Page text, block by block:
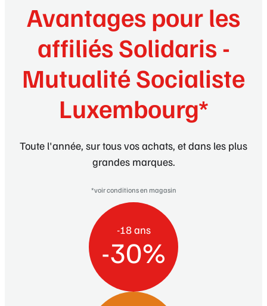
Avantages pour les
affiliés Solidaris -
Mutualité Socialiste
Luxembourg*
Toute l'année, sur tous vos achats, et dans les plus
grandes marques.
*voir conditions en magasin
-18 ans
-30%